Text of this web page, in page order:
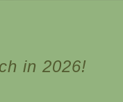
in 2026!